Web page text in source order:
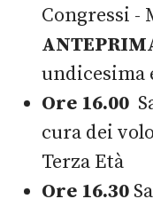
Congressi -
undicesima
Ore 16.00
cura dei
Terza Età
Ore 16.30